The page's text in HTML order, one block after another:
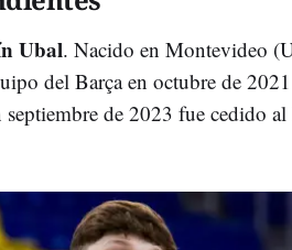
Ubal. Nacido en Montevideo
del Barça en octubre de
de 2023 fue cedido al